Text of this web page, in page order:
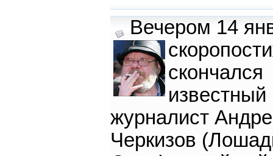
Вечером 14
скончался
известный
журналист
Черкизов